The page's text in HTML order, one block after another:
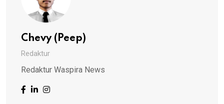
Chevy (Peep)
Redaktur
Redaktur Waspira News